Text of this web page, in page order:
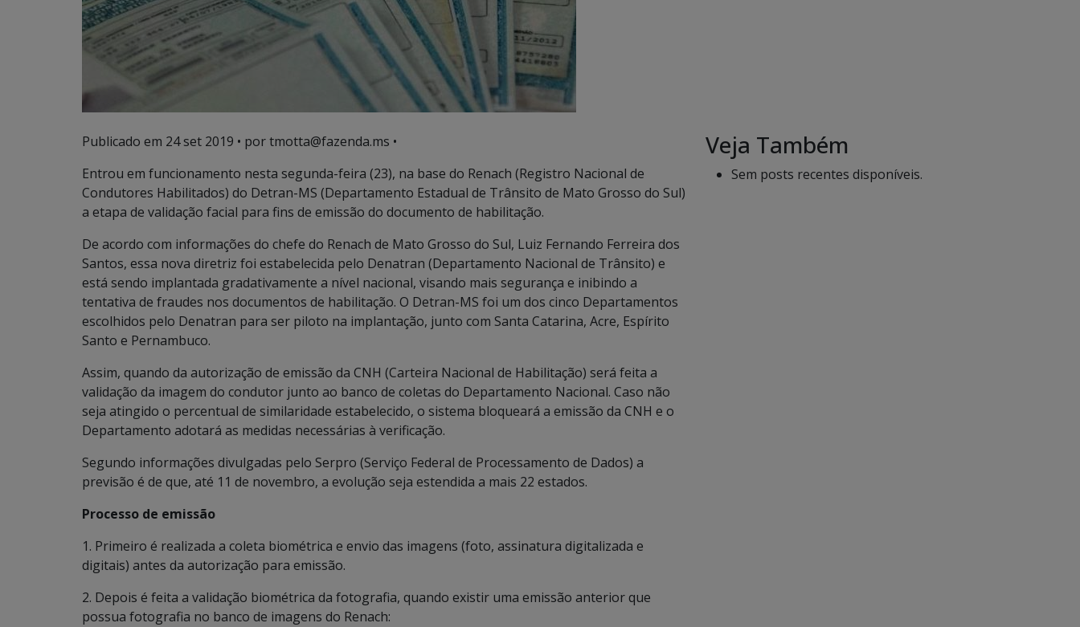
Publicado em 24 set 2019 • por tmotta@fazenda.ms •
Entrou em funcionamento nesta segunda-feira (23), na base do Renach (Registro Nacional de
Condutores Habilitados) do Detran-MS (Departamento Estadual de Trânsito de Mato Grosso do Sul)
a etapa de validação facial para fins de emissão do documento de habilitação.
De acordo com informações do chefe do Renach de Mato Grosso do Sul, Luiz Fernando Ferreira dos
Santos, essa nova diretriz foi estabelecida pelo Denatran (Departamento Nacional de Trânsito) e
está sendo implantada gradativamente a nível nacional, visando mais segurança e inibindo a
tentativa de fraudes nos documentos de habilitação. O Detran-MS foi um dos cinco Departamentos
escolhidos pelo Denatran para ser piloto na implantação, junto com Santa Catarina, Acre, Espírito
Santo e Pernambuco.
Assim, quando da autorização de emissão da CNH (Carteira Nacional de Habilitação) será feita a
validação da imagem do condutor junto ao banco de coletas do Departamento Nacional. Caso não
seja atingido o percentual de similaridade estabelecido, o sistema bloqueará a emissão da CNH e o
Departamento adotará as medidas necessárias à verificação.
Segundo informações divulgadas pelo Serpro (Serviço Federal de Processamento de Dados) a
previsão é de que, até 11 de novembro, a evolução seja estendida a mais 22 estados.
Processo de emissão
1. Primeiro é realizada a coleta biométrica e envio das imagens (foto, assinatura digitalizada e
digitais) antes da autorização para emissão.
2. Depois é feita a validação biométrica da fotografia, quando existir uma emissão anterior que
possua fotografia no banco de imagens do Renach:
Veja Também
Sem posts recentes disponíveis.